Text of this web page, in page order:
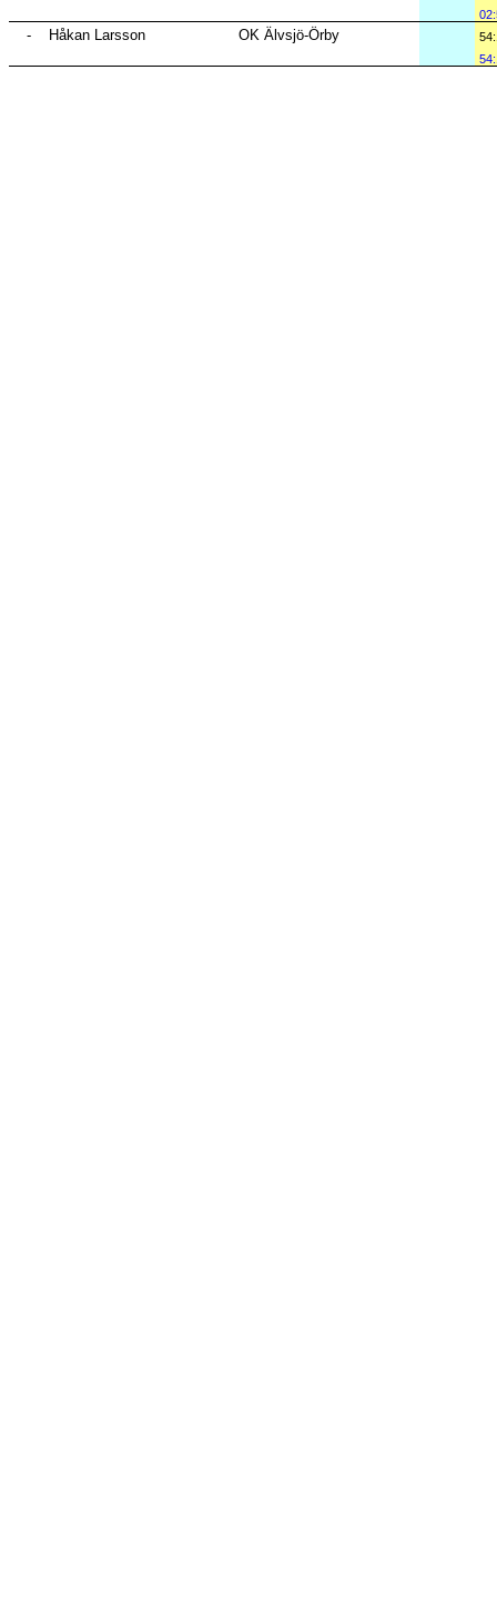
- Håkan Larsson OK Älvsjö-Örby